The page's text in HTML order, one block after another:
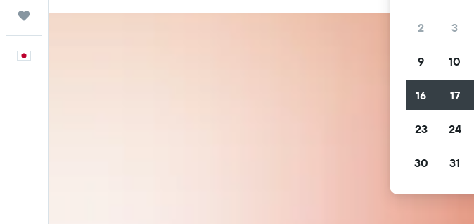
Trips
2 3
9 10
16 17
23 24
30 31